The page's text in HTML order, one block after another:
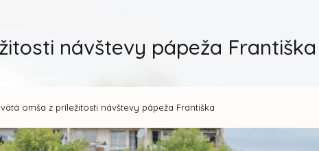
návštevy pápeža Františka
omša z príležitosti návštevy pápeža Františka